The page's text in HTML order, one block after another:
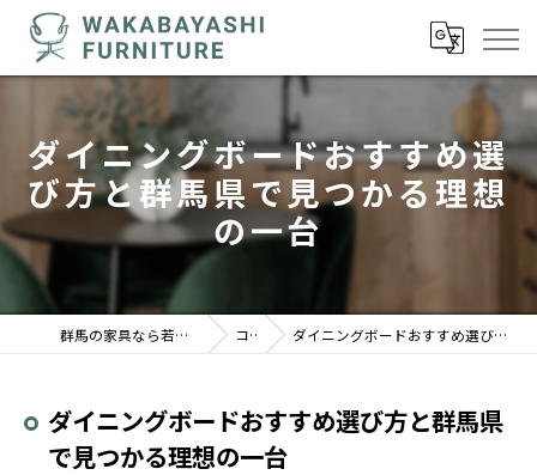
ダイニングボードおすすめ選
び方と群馬県で見つかる理想
の一台
群馬の家具なら若林家具センター 駒形店 コラム ダイニングボードおすすめ選び方と群馬県で見つかる理想の一台
ダイニングボードおすすめ選び方と群馬県
で見つかる理想の一台